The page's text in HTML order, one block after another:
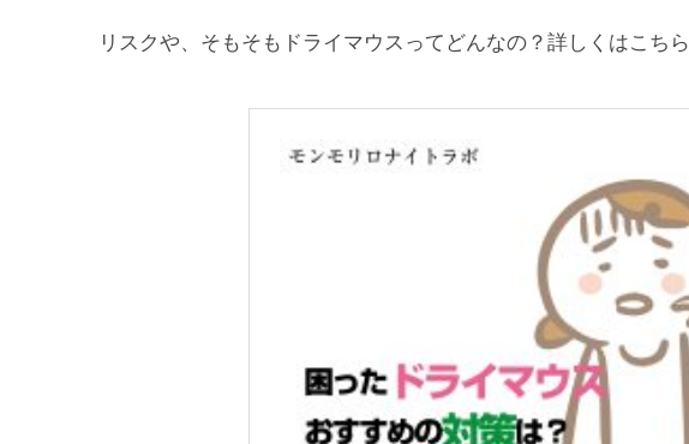
リスクや、そもそもドライマウスってどんなの？詳しくはこちら